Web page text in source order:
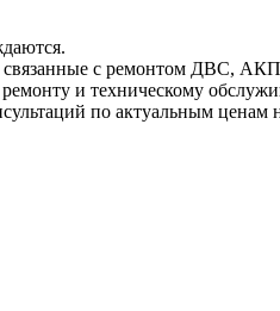
связанные с ремонтом ДВС,
и техническому
по актуальным ценам